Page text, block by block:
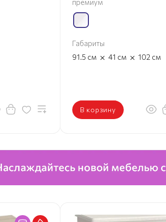
премиум
Габариты
91.5 см × 41 см × 102 см
В корзину